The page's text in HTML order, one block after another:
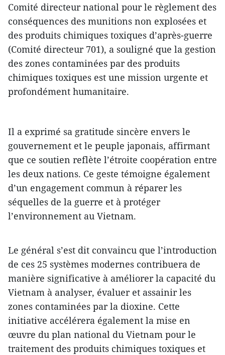
Comité directeur national pour le règlement des
conséquences des munitions non explosées et
des produits chimiques toxiques d’après-guerre
(Comité directeur 701), a souligné que la gestion
des zones contaminées par des produits
chimiques toxiques est une mission urgente et
profondément humanitaire.
Il a exprimé sa gratitude sincère envers le
gouvernement et le peuple japonais, affirmant
que ce soutien reflète l’étroite coopération entre
les deux nations. Ce geste témoigne également
d’un engagement commun à réparer les
séquelles de la guerre et à protéger
l’environnement au Vietnam.
Le général s’est dit convaincu que l’introduction
de ces 25 systèmes modernes contribuera de
manière significative à améliorer la capacité du
Vietnam à analyser, évaluer et assainir les
zones contaminées par la dioxine. Cette
initiative accélérera également la mise en
œuvre du plan national du Vietnam pour le
traitement des produits chimiques toxiques et